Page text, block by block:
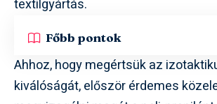
textilgyártás.
Főbb pontok
Ahhoz, hogy megértsük az
kiválóságát, először érdemes